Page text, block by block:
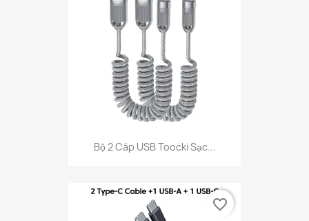
Bộ 2 Cáp USB Toocki Sạc...
favorite_border